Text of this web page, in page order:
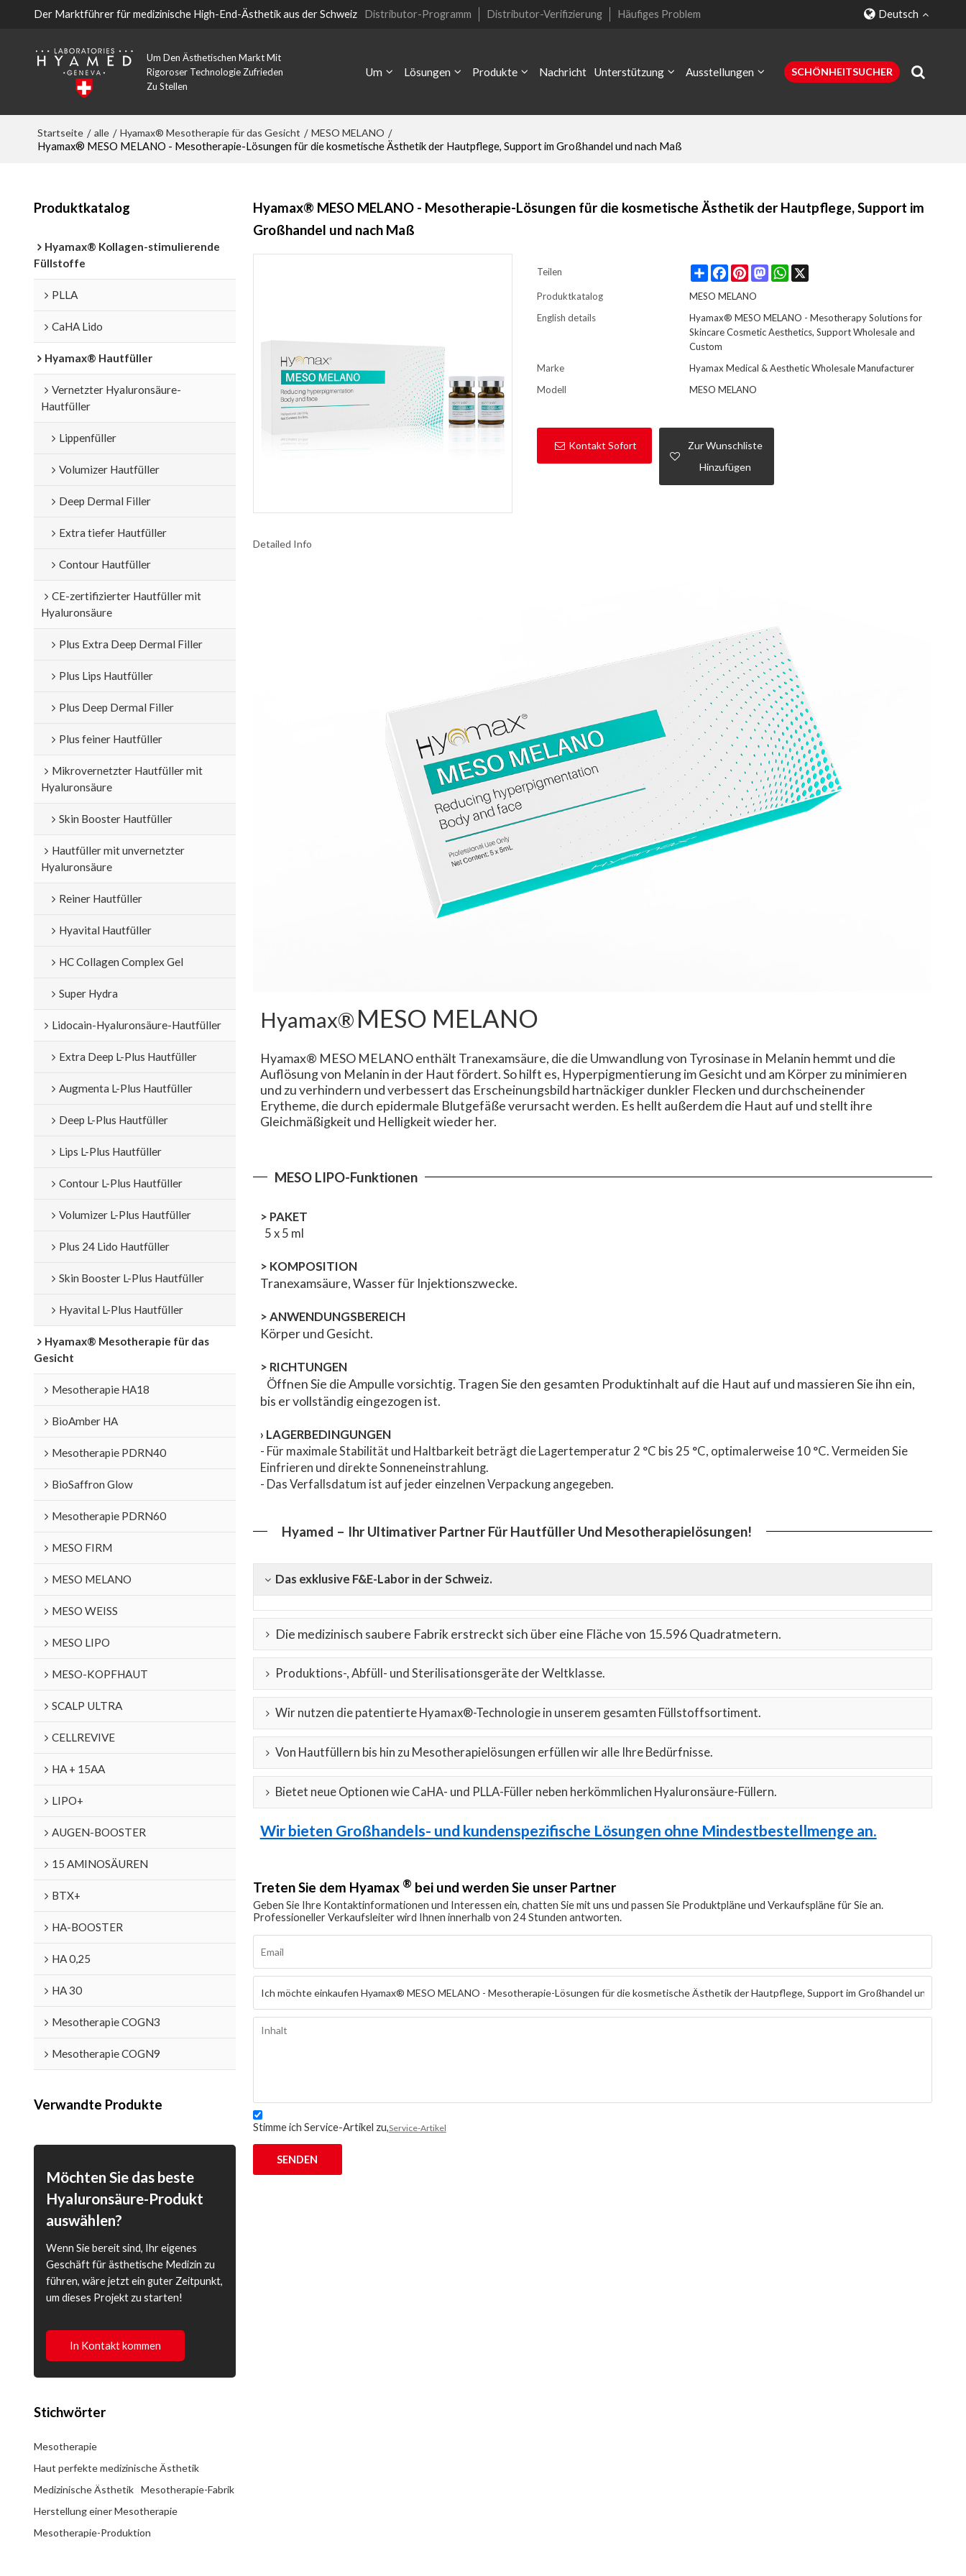
Der Marktführer für medizinische High-End-Ästhetik aus der Schweiz Distributor-Programm Distributor-Verifizierung Häufiges Problem Deutsch
Um Den Ästhetischen Markt Mit
Rigoroser Technologie Zufrieden
Zu Stellen
Um Lösungen Produkte Nachricht Unterstützung Ausstellungen SCHÖNHEITSUCHER
Startseite / alle / Hyamax® Mesotherapie für das Gesicht / MESO MELANO /
Hyamax® MESO MELANO - Mesotherapie-Lösungen für die kosmetische Ästhetik der Hautpflege, Support im Großhandel und nach Maß
Produktkatalog
Hyamax® Kollagen-stimulierende
Füllstoffe
PLLA
CaHA Lido
Hyamax® Hautfüller
Vernetzter Hyaluronsäure-
Hautfüller
Lippenfüller
Volumizer Hautfüller
Deep Dermal Filler
Extra tiefer Hautfüller
Contour Hautfüller
CE-zertifizierter Hautfüller mit
Hyaluronsäure
Plus Extra Deep Dermal Filler
Plus Lips Hautfüller
Plus Deep Dermal Filler
Plus feiner Hautfüller
Mikrovernetzter Hautfüller mit
Hyaluronsäure
Skin Booster Hautfüller
Hautfüller mit unvernetzter
Hyaluronsäure
Reiner Hautfüller
Hyavital Hautfüller
HC Collagen Complex Gel
Super Hydra
Lidocain-Hyaluronsäure-Hautfüller
Extra Deep L-Plus Hautfüller
Augmenta L-Plus Hautfüller
Deep L-Plus Hautfüller
Lips L-Plus Hautfüller
Contour L-Plus Hautfüller
Volumizer L-Plus Hautfüller
Plus 24 Lido Hautfüller
Skin Booster L-Plus Hautfüller
Hyavital L-Plus Hautfüller
Hyamax® Mesotherapie für das
Gesicht
Mesotherapie HA18
BioAmber HA
Mesotherapie PDRN40
BioSaffron Glow
Mesotherapie PDRN60
MESO FIRM
MESO MELANO
MESO WEISS
MESO LIPO
MESO-KOPFHAUT
SCALP ULTRA
CELLREVIVE
HA + 15AA
LIPO+
AUGEN-BOOSTER
15 AMINOSÄUREN
BTX+
HA-BOOSTER
HA 0,25
HA 30
Mesotherapie COGN3
Mesotherapie COGN9
Verwandte Produkte
Möchten Sie das beste
Hyaluronsäure-Produkt
auswählen?
Wenn Sie bereit sind, Ihr eigenes
Geschäft für ästhetische Medizin zu
führen, wäre jetzt ein guter Zeitpunkt,
um dieses Projekt zu starten!
In Kontakt kommen
Stichwörter
Mesotherapie
Haut perfekte medizinische Ästhetik
Medizinische Ästhetik Mesotherapie-Fabrik
Herstellung einer Mesotherapie
Mesotherapie-Produktion
Hyamax® MESO MELANO - Mesotherapie-Lösungen für die kosmetische Ästhetik der Hautpflege, Support im
Großhandel und nach Maß
Teilen ShareFacebookPinterestMastodonWhatsApp
Produktkatalog
MESO MELANO
English details
Hyamax® MESO MELANO - Mesotherapy Solutions for
Skincare Cosmetic Aesthetics, Support Wholesale and
Custom
Marke
Hyamax Medical & Aesthetic Wholesale Manufacturer
Modell
MESO MELANO
Kontakt Sofort
Zur Wunschliste
Hinzufügen
Detailed Info
Hyamax® MESO MELANO
Hyamax® MESO MELANO enthält Tranexamsäure, die die Umwandlung von Tyrosinase in Melanin hemmt und die
Auflösung von Melanin in der Haut fördert. So hilft es, Hyperpigmentierung im Gesicht und am Körper zu minimieren
und zu verhindern und verbessert das Erscheinungsbild hartnäckiger dunkler Flecken und durchscheinender
Erytheme, die durch epidermale Blutgefäße verursacht werden. Es hellt außerdem die Haut auf und stellt ihre
Gleichmäßigkeit und Helligkeit wieder her.
MESO LIPO-Funktionen
> PAKET
5 x 5 ml
> KOMPOSITION
Tranexamsäure, Wasser für Injektionszwecke.
> ANWENDUNGSBEREICH
Körper und Gesicht.
> RICHTUNGEN
Öffnen Sie die Ampulle vorsichtig. Tragen Sie den gesamten Produktinhalt auf die Haut auf und massieren Sie ihn ein,
bis er vollständig eingezogen ist.
› LAGERBEDINGUNGEN
- Für maximale Stabilität und Haltbarkeit beträgt die Lagertemperatur 2 °C bis 25 °C, optimalerweise 10 °C. Vermeiden Sie
Einfrieren und direkte Sonneneinstrahlung.
- Das Verfallsdatum ist auf jeder einzelnen Verpackung angegeben.
Hyamed – Ihr Ultimativer Partner Für Hautfüller Und Mesotherapielösungen!
Das exklusive F&E-Labor in der Schweiz.
Die medizinisch saubere Fabrik erstreckt sich über eine Fläche von 15.596 Quadratmetern.
Produktions-, Abfüll- und Sterilisationsgeräte der Weltklasse.
Wir nutzen die patentierte Hyamax®-Technologie in unserem gesamten Füllstoffsortiment.
Von Hautfüllern bis hin zu Mesotherapielösungen erfüllen wir alle Ihre Bedürfnisse.
Bietet neue Optionen wie CaHA- und PLLA-Füller neben herkömmlichen Hyaluronsäure-Füllern.
Wir bieten Großhandels- und kundenspezifische Lösungen ohne Mindestbestellmenge an.
Treten Sie dem Hyamax ® bei und werden Sie unser Partner
Geben Sie Ihre Kontaktinformationen und Interessen ein, chatten Sie mit uns und passen Sie Produktpläne und Verkaufspläne für Sie an.
Professioneller Verkaufsleiter wird Ihnen innerhalb von 24 Stunden antworten.
Stimme ich Service-Artikel zu,Service-Artikel
SENDEN